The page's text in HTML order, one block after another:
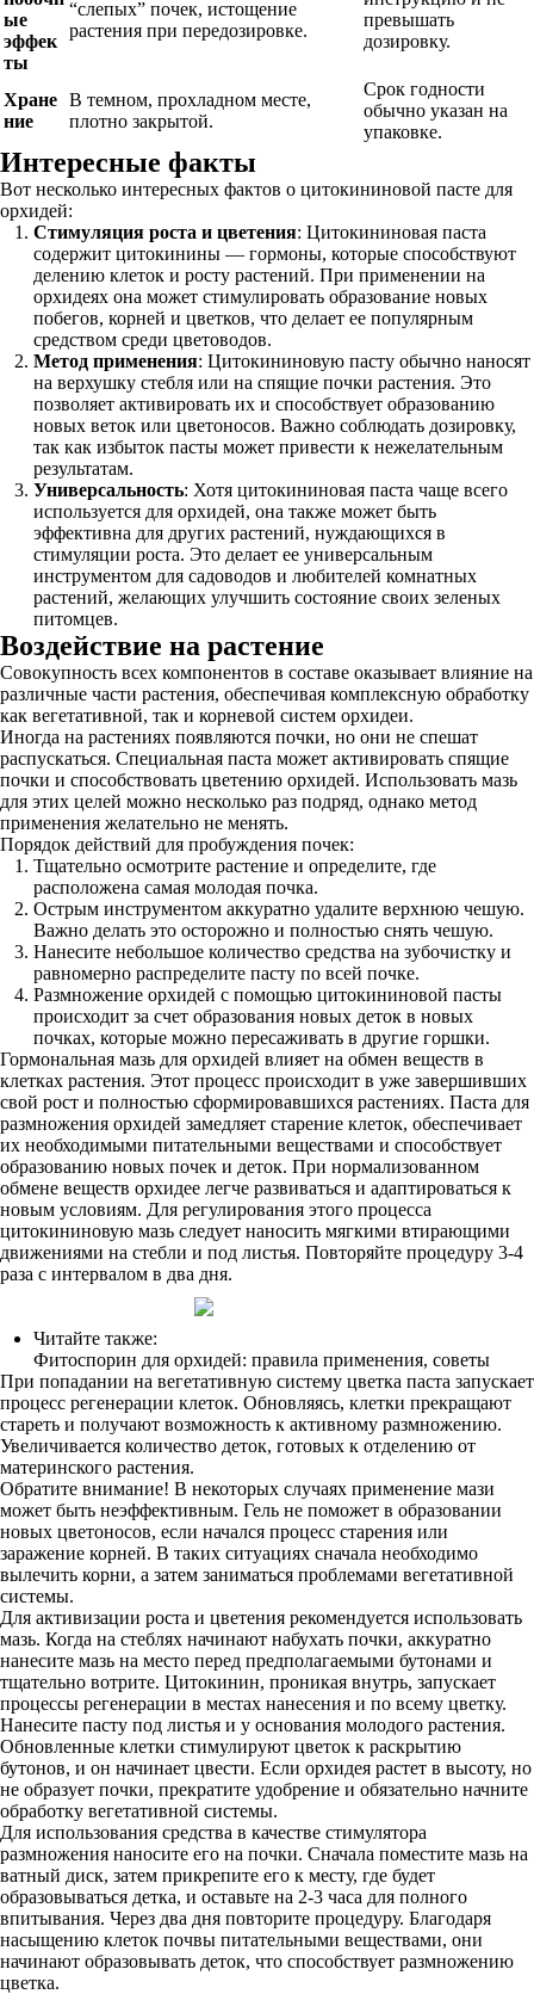
ые
эффек
ты
“слепых” почек, истощение
растения при передозировке.
превышать
дозировку.
Хране
ние
В темном, прохладном месте,
плотно закрытой.
Срок годности
обычно указан на
упаковке.
Интересные факты
Вот несколько интересных фактов о цитокининовой пасте для
орхидей:
Стимуляция роста и цветения: Цитокининовая паста
содержит цитокинины — гормоны, которые способствуют
делению клеток и росту растений. При применении на
орхидеях она может стимулировать образование новых
побегов, корней и цветков, что делает ее популярным
средством среди цветоводов.
Метод применения: Цитокининовую пасту обычно наносят
на верхушку стебля или на спящие почки растения. Это
позволяет активировать их и способствует образованию
новых веток или цветоносов. Важно соблюдать дозировку,
так как избыток пасты может привести к нежелательным
результатам.
Универсальность: Хотя цитокининовая паста чаще всего
используется для орхидей, она также может быть
эффективна для других растений, нуждающихся в
стимуляции роста. Это делает ее универсальным
инструментом для садоводов и любителей комнатных
растений, желающих улучшить состояние своих зеленых
питомцев.
Воздействие на растение
Совокупность всех компонентов в составе оказывает влияние на
различные части растения, обеспечивая комплексную обработку
как вегетативной, так и корневой систем орхидеи.
Иногда на растениях появляются почки, но они не спешат
распускаться. Специальная паста может активировать спящие
почки и способствовать цветению орхидей. Использовать мазь
для этих целей можно несколько раз подряд, однако метод
применения желательно не менять.
Порядок действий для пробуждения почек:
Тщательно осмотрите растение и определите, где
расположена самая молодая почка.
Острым инструментом аккуратно удалите верхнюю чешую.
Важно делать это осторожно и полностью снять чешую.
Нанесите небольшое количество средства на зубочистку и
равномерно распределите пасту по всей почке.
Размножение орхидей с помощью цитокининовой пасты
происходит за счет образования новых деток в новых
почках, которые можно пересаживать в другие горшки.
Гормональная мазь для орхидей влияет на обмен веществ в
клетках растения. Этот процесс происходит в уже завершивших
свой рост и полностью сформировавшихся растениях. Паста для
размножения орхидей замедляет старение клеток, обеспечивает
их необходимыми питательными веществами и способствует
образованию новых почек и деток. При нормализованном
обмене веществ орхидее легче развиваться и адаптироваться к
новым условиям. Для регулирования этого процесса
цитокининовую мазь следует наносить мягкими втирающими
движениями на стебли и под листья. Повторяйте процедуру 3-4
раза с интервалом в два дня.
Читайте также:
Фитоспорин для орхидей: правила применения, советы
При попадании на вегетативную систему цветка паста запускает
процесс регенерации клеток. Обновляясь, клетки прекращают
стареть и получают возможность к активному размножению.
Увеличивается количество деток, готовых к отделению от
материнского растения.
Обратите внимание! В некоторых случаях применение мази
может быть неэффективным. Гель не поможет в образовании
новых цветоносов, если начался процесс старения или
заражение корней. В таких ситуациях сначала необходимо
вылечить корни, а затем заниматься проблемами вегетативной
системы.
Для активизации роста и цветения рекомендуется использовать
мазь. Когда на стеблях начинают набухать почки, аккуратно
нанесите мазь на место перед предполагаемыми бутонами и
тщательно вотрите. Цитокинин, проникая внутрь, запускает
процессы регенерации в местах нанесения и по всему цветку.
Нанесите пасту под листья и у основания молодого растения.
Обновленные клетки стимулируют цветок к раскрытию
бутонов, и он начинает цвести. Если орхидея растет в высоту, но
не образует почки, прекратите удобрение и обязательно начните
обработку вегетативной системы.
Для использования средства в качестве стимулятора
размножения наносите его на почки. Сначала поместите мазь на
ватный диск, затем прикрепите его к месту, где будет
образовываться детка, и оставьте на 2-3 часа для полного
впитывания. Через два дня повторите процедуру. Благодаря
насыщению клеток почвы питательными веществами, они
начинают образовывать деток, что способствует размножению
цветка.